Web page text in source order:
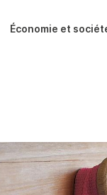
Économie et